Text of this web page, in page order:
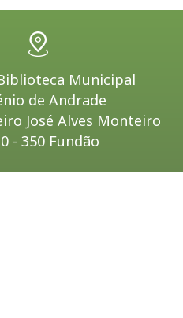
Municipal
de Andrade
José Alves Monteiro
- 350 Fundão